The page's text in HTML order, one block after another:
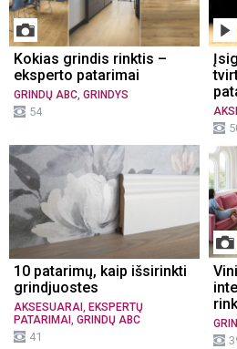
Kokias grindis rinktis –
eksperto patarimai
GRINDŲ ABC GRINDYS
54
10 patarimų, kaip išsirinkti
grindjuostes
AKSESUARAI , EKSPERTŲ
PATARIMAI , GRINDŲ ABC
41